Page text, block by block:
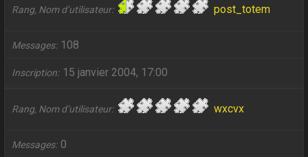
Rang, Nom d’utilisateur post_totem
Messages 108
Inscription 15 janvier 2004, 17:00
Rang, Nom d’utilisateur wxcvx
Messages 0